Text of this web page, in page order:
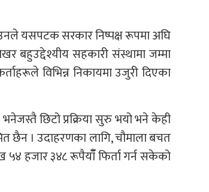
यसपटक सरकार निष्पक्ष रूपमा अघि
बहुउद्देश्यीय सहकारी संस्थामा जम्मा
विभिन्न निकायमा उजुरी दिएका
छिटो प्रक्रिया सुरु भयो भने केही
छैन । उदाहरणका लागि, चौमाला बचत
हजार ३४८ रूपैयाँँ फिर्ता गर्न सकेको